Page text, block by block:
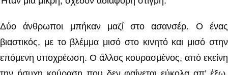
Δύο άνθρωποι μπήκαν μαζί στο ασανσέρ. Ο ένας
βιαστικός, με το βλέμμα μισό στο κινητό και μισό στην
επόμενη υποχρέωση. Ο άλλος κουρασμένος, από εκείνη